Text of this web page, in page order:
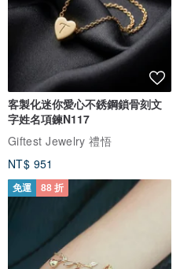
客製化迷你愛心不銹鋼鎖骨刻文
字姓名項鍊N117
Giftest Jewelry 禮悟
NT$ 951
免運 88 折